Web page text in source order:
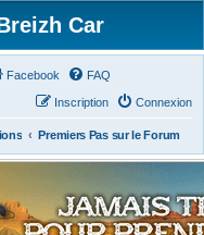
Car
Facebook FAQ
Connexion
Inscription
Premiers Pas sur le Forum